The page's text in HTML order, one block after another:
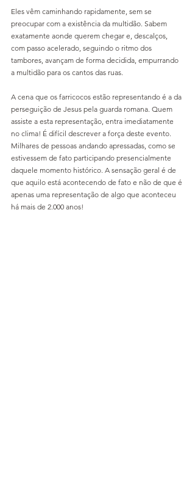
Eles vêm caminhando rapidamente, sem se
preocupar com a existência da multidão. Sabem
exatamente aonde querem chegar e, descalços,
com passo acelerado, seguindo o ritmo dos
tambores, avançam de forma decidida, empurrando
a multidão para os cantos das ruas.
A cena que os farricocos estão representando é a da
perseguição de Jesus pela guarda romana. Quem
assiste a esta representação, entra imediatamente
no clima! É difícil descrever a força deste evento.
Milhares de pessoas andando apressadas, como se
estivessem de fato participando presencialmente
daquele momento histórico. A sensação geral é de
que aquilo está acontecendo de fato e não de que é
apenas uma representação de algo que aconteceu
há mais de 2.000 anos!